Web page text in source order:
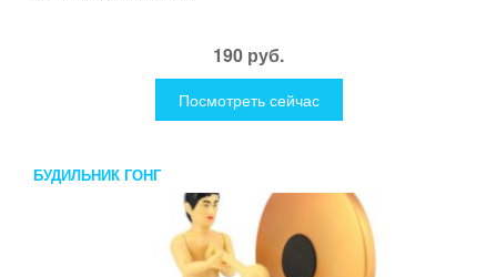
190 руб.
Посмотреть сейчас
БУДИЛЬНИК ГОНГ